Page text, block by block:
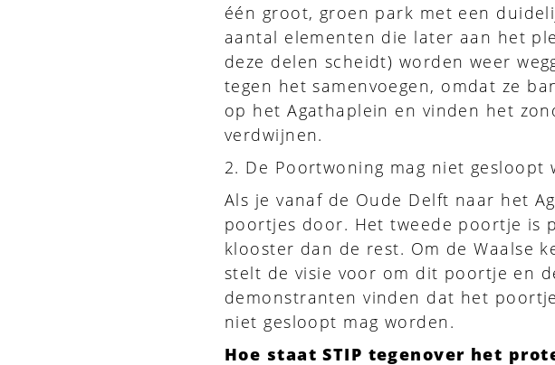
één groot, groen park met een
aantal elementen die later aan het
deze delen scheidt) worden weer
tegen het samenvoegen, omdat ze
op het Agathaplein en vinden het
verdwijnen.
2. De Poortwoning mag niet gesloopt
Als je vanaf de Oude Delft naar het
poortjes door. Het tweede poortje is
klooster dan de rest. Om de Waalse
stelt de visie voor om dit poortje en
demonstranten vinden dat het
niet gesloopt mag worden.
Hoe staat STIP tegenover het